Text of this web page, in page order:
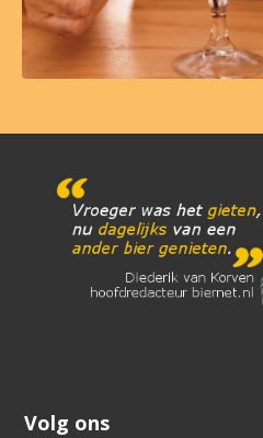
Volg ons